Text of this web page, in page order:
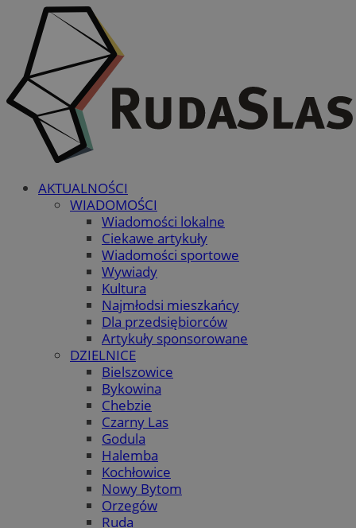
AKTUALNOŚCI
WIADOMOŚCI
Wiadomości lokalne
Ciekawe artykuły
Wiadomości sportowe
Wywiady
Kultura
Najmłodsi mieszkańcy
Dla przedsiębiorców
Artykuły sponsorowane
DZIELNICE
Bielszowice
Bykowina
Chebzie
Czarny Las
Godula
Halemba
Kochłowice
Nowy Bytom
Orzegów
Ruda